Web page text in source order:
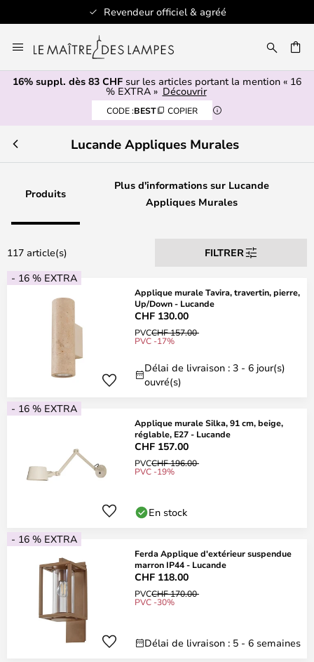
+ de 100 marques design
au
contenu
16% suppl. dès 83 CHF sur les articles portant la mention « 16
% EXTRA » Découvrir
CODE :BEST COPIER
Lucande Appliques Murales
Produits
Plus d'informations sur Lucande
Appliques Murales
117 article(s)
FILTRER
- 16 % EXTRA
Applique murale Tavira, travertin, pierre,
Up/Down - Lucande
CHF 130.00
PVCCHF 157.00
PVC -17%
Délai de livraison : 3 - 6 jour(s)
ouvré(s)
- 16 % EXTRA
Applique murale Silka, 91 cm, beige,
réglable, E27 - Lucande
CHF 157.00
PVCCHF 196.00
PVC -19%
En stock
- 16 % EXTRA
Ferda Applique d'extérieur suspendue
marron IP44 - Lucande
CHF 118.00
PVCCHF 170.00
PVC -30%
Délai de livraison : 5 - 6 semaines